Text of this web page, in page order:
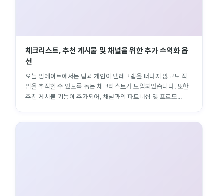
체크리스트, 추천 게시물 및 채널을 위한 추가 수익화 옵
션
오늘 업데이트에서는 팀과 개인이 텔레그램을 떠나지 않고도 작
업을 추적할 수 있도록 돕는 체크리스트가 도입되었습니다. 또한
추천 게시물 기능이 추가되어, 채널과의 파트너십 및 프로모...